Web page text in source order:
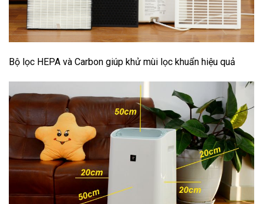
Bộ lọc HEPA và Carbon giúp khử mùi lọc khuẩn hiệu quả